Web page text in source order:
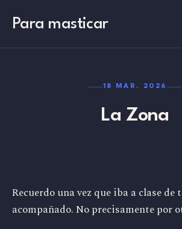
Para masticar
18 MAR. 2026
La Zona
Recuerdo una vez que iba a clase de
acompañado. No precisamente por